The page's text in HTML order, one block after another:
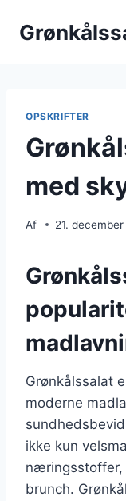
OPSKRIFTER
med
Af 21.
Grønkålssalat
moderne
ikke kun
næringsstoffer,
brunch.